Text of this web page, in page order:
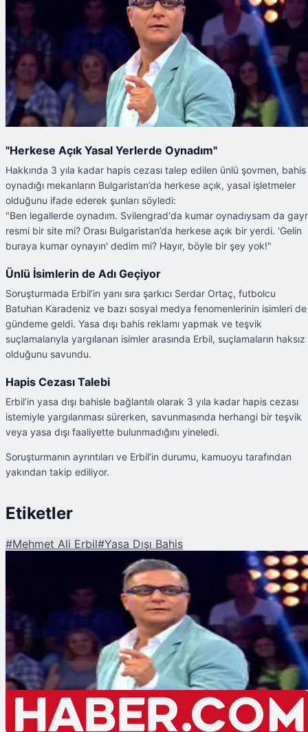
"Herkese Açık Yasal Yerlerde Oynadım"
Hakkında 3 yıla kadar hapis cezası talep edilen ünlü şovmen, bahis
oynadığı mekanların Bulgaristan’da herkese açık, yasal işletmeler
olduğunu ifade ederek şunları söyledi:
"Ben legallerde oynadım. Svilengrad'da kumar oynadıysam da
resmi bir site mi? Orası Bulgaristan’da herkese açık bir yerdi. 'Gelin
buraya kumar oynayın' dedim mi? Hayır, böyle bir şey yok!"
Ünlü İsimlerin de Adı Geçiyor
Soruşturmada Erbil’in yanı sıra şarkıcı Serdar Ortaç, futbolcu
Batuhan Karadeniz ve bazı sosyal medya fenomenlerinin isimleri de
gündeme geldi. Yasa dışı bahis reklamı yapmak ve teşvik
suçlamalarıyla yargılanan isimler arasında Erbil, suçlamaların haksız
olduğunu savundu.
Hapis Cezası Talebi
Erbil’in yasa dışı bahisle bağlantılı olarak 3 yıla kadar hapis cezası
istemiyle yargılanması sürerken, savunmasında herhangi bir teşvik
veya yasa dışı faaliyette bulunmadığını yineledi.
Soruşturmanın ayrıntıları ve Erbil’in durumu, kamuoyu tarafından
yakından takip ediliyor.
Etiketler
#Mehmet Ali Erbil#Yasa Dışı Bahis
Mehmet Ali Erbil’den Yasa Dışı Bahis Savunması: "Legallerde Oynadım"